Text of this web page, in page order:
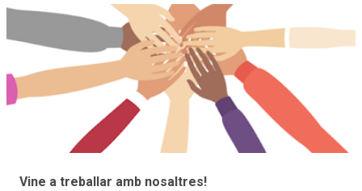
Vine a treballar amb nosaltres!